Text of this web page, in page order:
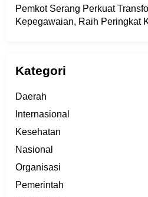
Pemkot Serang Perkuat
Kepegawaian, Raih Peringkat
Kategori
Daerah
Internasional
Kesehatan
Nasional
Organisasi
Pemerintah